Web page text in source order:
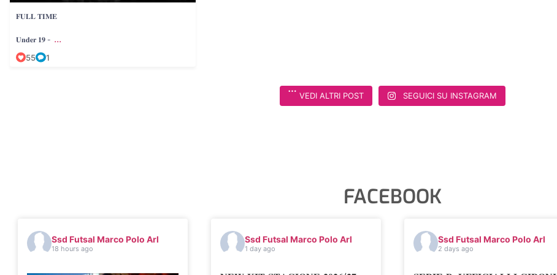
𝐅𝐔𝐋𝐋 𝐓𝐈𝐌𝐄
𝐔𝐧𝐝𝐞𝐫 𝟏𝟗 - ...
55 1
VEDI ALTRI POST SEGUICI SU INSTAGRAM
FACEBOOK
Ssd Futsal Marco Polo Arl
18 hours ago
Ssd Futsal Marco Polo Arl
1 day ago
Ssd Futsal Marco Polo Arl
2 days ago